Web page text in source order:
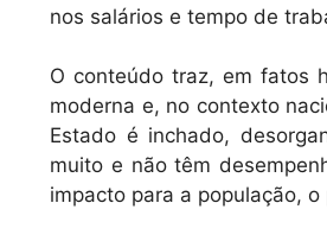
nos salários e tempo de
O conteúdo traz, em fatos
moderna e, no contexto
Estado é inchado,
muito e não têm
impacto para a população,